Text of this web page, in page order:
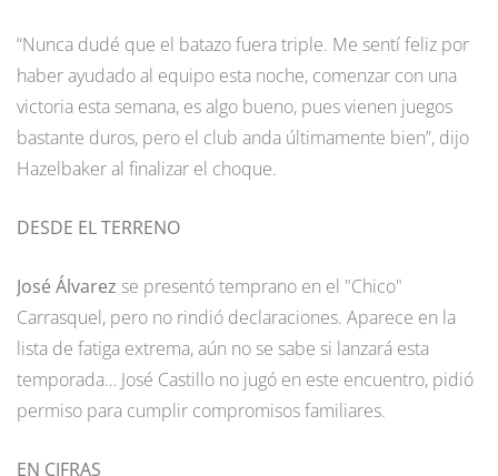
“Nunca dudé que el batazo fuera triple. Me sentí feliz por
haber ayudado al equipo esta noche, comenzar con una
victoria esta semana, es algo bueno, pues vienen juegos
bastante duros, pero el club anda últimamente bien”, dijo
Hazelbaker al finalizar el choque.
DESDE EL TERRENO
José Álvarez se presentó temprano en el "Chico"
Carrasquel, pero no rindió declaraciones. Aparece en la
lista de fatiga extrema, aún no se sabe si lanzará esta
temporada… José Castillo no jugó en este encuentro, pidió
permiso para cumplir compromisos familiares.
EN CIFRAS